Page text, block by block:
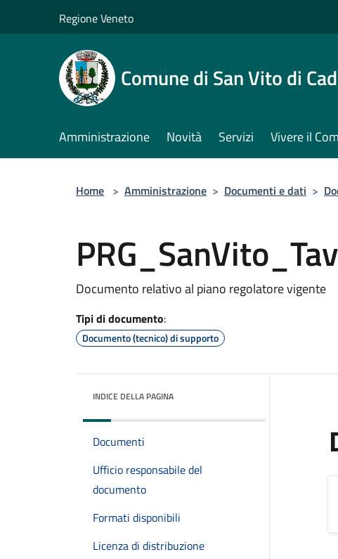
Regione Veneto
Comune di San Vito di
Amministrazione Novità Servizi Vivere il
Home > Amministrazione > Documenti e dati >
Documento relativo al piano regolatore vigente
Tipi di documento:
Documento (tecnico) di supporto
INDICE DELLA PAGINA
Documenti
Ufficio responsabile del
documento
Formati disponibili
Licenza di distribuzione